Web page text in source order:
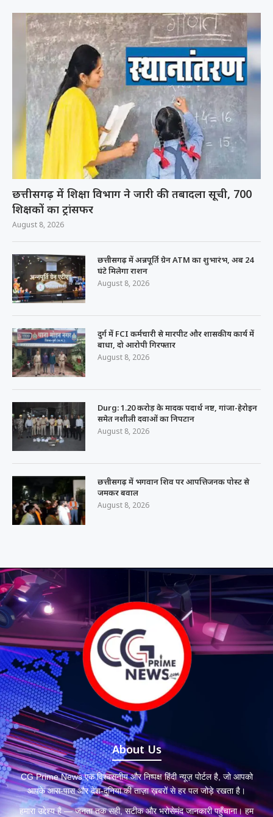
छत्तीसगढ़ में शिक्षा विभाग ने जारी की तबादला सूची, 700
शिक्षकों का ट्रांसफर
August 8, 2026
छत्तीसगढ़ में अन्नपूर्ति ग्रेन ATM का शुभारंभ, अब 24
घंटे मिलेगा राशन
August 8, 2026
दुर्ग में FCI कर्मचारी से मारपीट और शासकीय कार्य में
बाधा, दो आरोपी गिरफ्तार
August 8, 2026
Durg: 1.20 करोड़ के मादक पदार्थ नष्ट, गांजा-हेरोइन
समेत नशीली दवाओं का निपटान
August 8, 2026
छत्तीसगढ़ में भगवान शिव पर आपत्तिजनक पोस्ट से
जमकर बवाल
August 8, 2026
About Us
CG Prime News एक विश्वसनीय और निष्पक्ष हिंदी न्यूज़ पोर्टल है, जो आपको
आपके आस-पास और देश-दुनिया की ताज़ा ख़बरों से हर पल जोड़े रखता है।
हमारा उद्देश्य है — जनता तक सही, सटीक और भरोसेमंद जानकारी पहुँचाना। हम